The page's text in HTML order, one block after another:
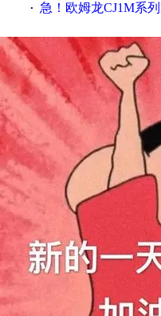
· 急！欧姆龙CJ1M系列PLC,如何用时间控制变频器。要求时间在组态